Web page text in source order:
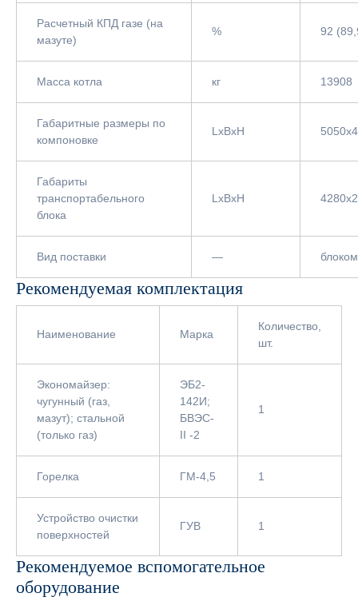
Расчетный КПД газе (на
мазуте)
% 92
Масса котла кг 13908
Габаритные размеры по
компоновке
LxBxH
Габариты
транспортабельного
блока
LxBxH
Вид поставки — блоком
Рекомендуемая комплектация
Наименование Марка
Количество,
шт.
Экономайзер:
чугунный (газ,
мазут); стальной
(только газ)
ЭБ2-
142И;
БВЭС-
II -2
1
Горелка ГМ-4,5 1
Устройство очистки
поверхностей
ГУВ 1
Рекомендуемое вспомогательное
оборудование